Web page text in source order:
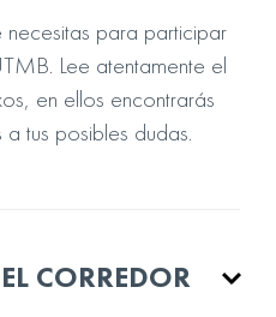
para participar
Lee atentamente el
en ellos encontrarás
tus posibles dudas.
CORREDOR